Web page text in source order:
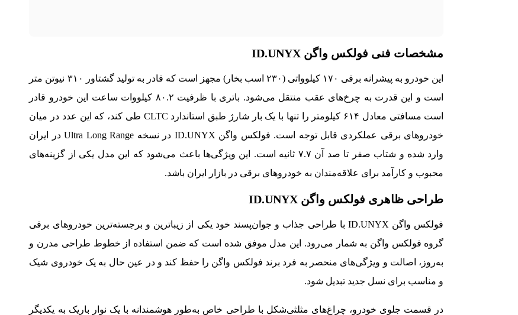
مشخصات فنی فولکس واگن ID.UNYX
این خودرو به پیشرانه برقی ۱۷۰ کیلوواتی (۲۳۰ اسب بخار) مجهز است که قادر به تولید گشتاور ۳۱۰ نیوتن متر
است و این قدرت به چرخ‌های عقب منتقل می‌شود. باتری با ظرفیت ۸۰.۲ کیلووات ساعت این خودرو قادر
است مسافتی معادل ۶۱۴ کیلومتر را تنها با یک بار شارژ طبق استاندارد CLTC طی کند، که این عدد در میان
خودروهای برقی عملکردی قابل توجه است. فولکس واگن ID.UNYX در نسخه Ultra Long Range در ایران
وارد شده و شتاب صفر تا صد آن ۷.۷ ثانیه است. این ویژگی‌ها باعث می‌شود که این مدل یکی از گزینه‌های
محبوب و کارآمد برای علاقه‌مندان به خودروهای برقی در بازار ایران باشد.
طراحی ظاهری فولکس واگن ID.UNYX
فولکس واگن ID.UNYX با طراحی جذاب و جوان‌پسند خود یکی از زیباترین و برجسته‌ترین خودروهای برقی
گروه فولکس واگن به شمار می‌رود. این مدل موفق شده است که ضمن استفاده از خطوط طراحی مدرن و
به‌روز، اصالت و ویژگی‌های منحصر به فرد برند فولکس واگن را حفظ کند و در عین حال به یک خودروی شیک
و مناسب برای نسل جدید تبدیل شود.
در قسمت جلوی خودرو، چراغ‌های مثلثی‌شکل با طراحی خاص به‌طور هوشمندانه با یک نوار باریک به یکدیگر